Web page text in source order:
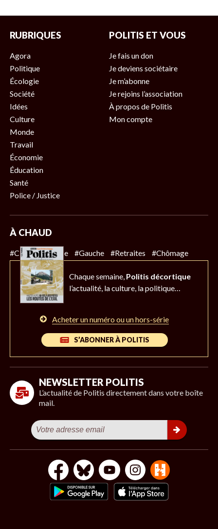
RUBRIQUES
Agora
Politique
Écologie
Société
Idées
Culture
Monde
Travail
Économie
Éducation
Santé
Police / Justice
POLITIS ET VOUS
Je fais un don
Je deviens sociétaire
Je m’abonne
Je rejoins l’association
À propos de Politis
Mon compte
À CHAUD
#Climat #Police #Gauche #Retraites #Chômage
Chaque semaine, Politis décortique
l’actualité, la culture, la politique…
Acheter un numéro ou un hors-série
S’ABONNER À POLITIS
NEWSLETTER POLITIS
L’actualité de Politis directement dans votre boîte
mail.